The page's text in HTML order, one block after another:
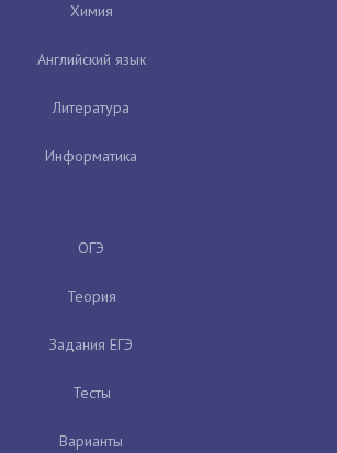
Химия
Английский язык
Литература
Информатика
ОГЭ
Теория
Задания ЕГЭ
Тесты
Варианты